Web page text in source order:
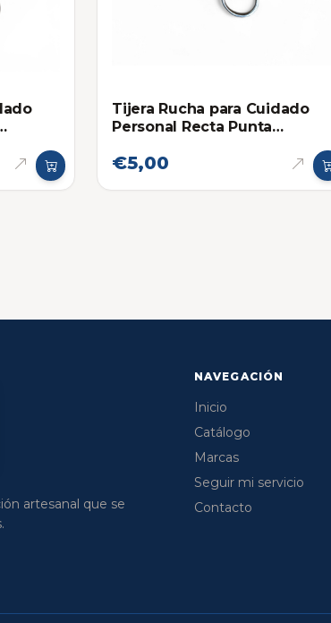
Tijera Rucha para Cuidado
Personal Recta Punta
€5,00
artesanal que se
NAVEGACIÓN
Inicio
Catálogo
Marcas
Seguir mi servicio
Contacto